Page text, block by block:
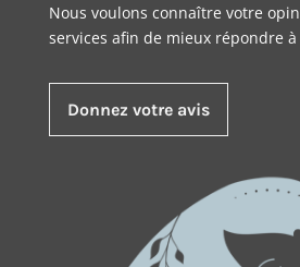
Nous voulons connaître votre
services afin de mieux répondre à
Donnez votre avis